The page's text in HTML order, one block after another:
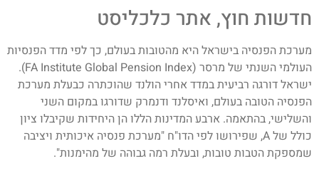
חדשות חוץ, אתר כלכליסט
מערכת הפנסיה בישראל היא מהטובות בעולם, כך לפי מדד הפנסיות
העולמי השנתי של מרסר (FA Institute Global Pension Index).
ישראל דורגה רביעית במדד אחרי הולנד שהוכתרה כבעלת מערכת
הפנסיה הטובה בעולם, ואיסלנד ודנמרק שדורגו במקום השני
והשלישי, בהתאמה. ארבע המדינות הללו הן היחידות שקיבלו ציון
כולל של A, שפירושו לפי הדו"ח "מערכת פנסיה איכותית ויציבה
שמספקת הטבות טובות, ובעלת רמה גבוהה של מהימנות".